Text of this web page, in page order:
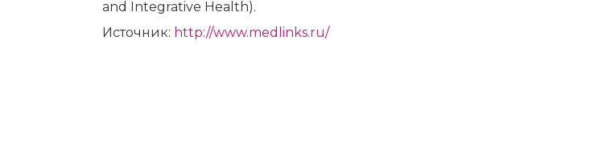
and Integrative Health).
Источник: http://www.medlinks.ru/